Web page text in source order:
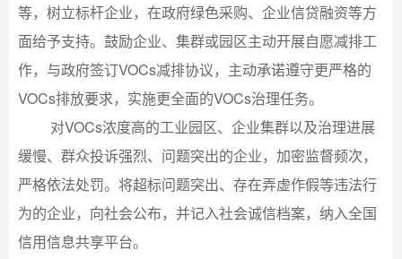
等，树立标杆企业，在政府绿色采购、企业信贷融资等方
面给予支持。鼓励企业、集群或园区主动开展自愿减排工
作，与政府签订VOCs减排协议，主动承诺遵守更严格的
VOCs排放要求，实施更全面的VOCs治理任务。
对VOCs浓度高的工业园区、企业集群以及治理进展
缓慢、群众投诉强烈、问题突出的企业，加密监督频次，
严格依法处罚。将超标问题突出、存在弄虚作假等违法行
为的企业，向社会公布，并记入社会诚信档案，纳入全国
信用信息共享平台。